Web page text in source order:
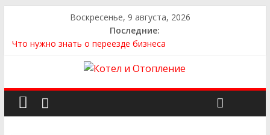
Воскресенье, 9 августа, 2026
Последние:
Что нужно знать о переезде бизнеса
Как выбрать сантехнику и отопление для дома в
Как найти идеальный каркасный дом для жизни за городом
и не ошибиться в выборе